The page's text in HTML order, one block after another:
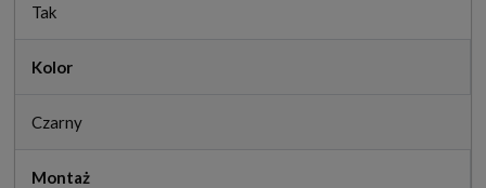
Tak
Kolor
Czarny
Montaż